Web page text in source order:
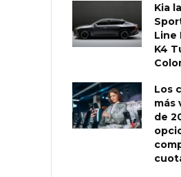
Kia
Line
K4
Los
más
de